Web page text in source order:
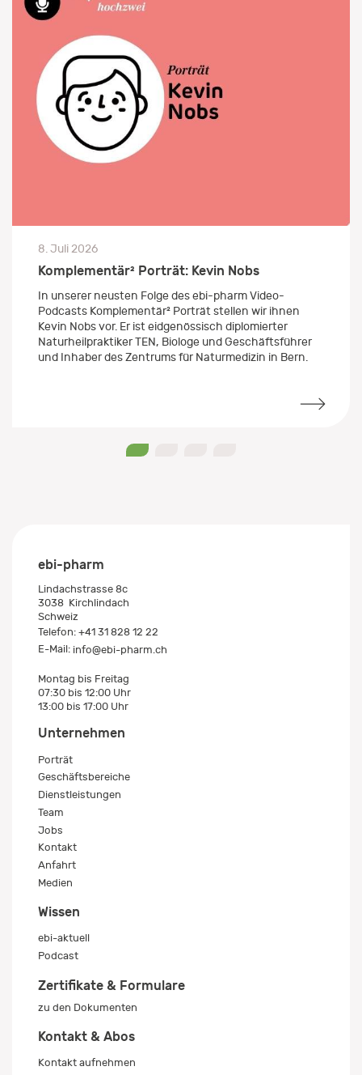
8. Juli 2026
Komplementär² Porträt: Kevin Nobs
In unserer neusten Folge des ebi-pharm Video-
Podcasts Komplementär² Porträt stellen wir ihnen
Kevin Nobs vor. Er ist eidgenössisch diplomierter
Naturheilpraktiker TEN, Biologe und Geschäftsführer
und Inhaber des Zentrums für Naturmedizin in Bern.
ebi-pharm
Lindachstrasse 8c
3038 Kirchlindach
Schweiz
Telefon: +41 31 828 12 22
E-Mail: info@ebi-pharm.ch
Montag bis Freitag
07:30 bis 12:00 Uhr
13:00 bis 17:00 Uhr
Unternehmen
Porträt
Geschäftsbereiche
Dienstleistungen
Team
Jobs
Kontakt
Anfahrt
Medien
Wissen
ebi-aktuell
Podcast
Zertifikate & Formulare
zu den Dokumenten
Kontakt & Abos
Kontakt aufnehmen